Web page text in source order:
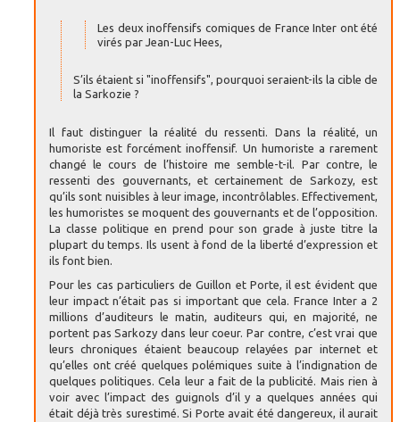
Les deux inoffensifs comiques de France Inter ont été
virés par Jean-Luc Hees,
S’ils étaient si "inoffensifs", pourquoi seraient-ils la cible de
la Sarkozie ?
Il faut distinguer la réalité du ressenti. Dans la réalité, un
humoriste est forcément inoffensif. Un humoriste a rarement
changé le cours de l’histoire me semble-t-il. Par contre, le
ressenti des gouvernants, et certainement de Sarkozy, est
qu’ils sont nuisibles à leur image, incontrôlables. Effectivement,
les humoristes se moquent des gouvernants et de l’opposition.
La classe politique en prend pour son grade à juste titre la
plupart du temps. Ils usent à fond de la liberté d’expression et
ils font bien.
Pour les cas particuliers de Guillon et Porte, il est évident que
leur impact n’était pas si important que cela. France Inter a 2
millions d’auditeurs le matin, auditeurs qui, en majorité, ne
portent pas Sarkozy dans leur coeur. Par contre, c’est vrai que
leurs chroniques étaient beaucoup relayées par internet et
qu’elles ont créé quelques polémiques suite à l’indignation de
quelques politiques. Cela leur a fait de la publicité. Mais rien à
voir avec l’impact des guignols d’il y a quelques années qui
était déjà très surestimé. Si Porte avait été dangereux, il aurait